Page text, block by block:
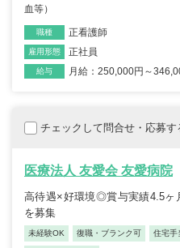
血等）
職種 正看護師
雇用形態 正社員
給与 月給：250,000円～
チェックして問合せ・応募す
医療法人 友愛会 友愛病院
高待遇×好環境◎賞与実績4.5ヶ
を募集
未経験OK 復職・ブランク可 住宅手